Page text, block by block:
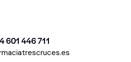
601 446 711